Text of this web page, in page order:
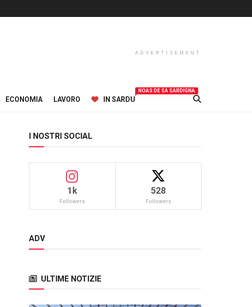
ADVERTISEMENT
ECONOMIA LAVORO IN SARDU
NOAS DE SA SARDIGNA
I NOSTRI SOCIAL
1k
Followers
528
Followers
ADV
ULTIME NOTIZIE